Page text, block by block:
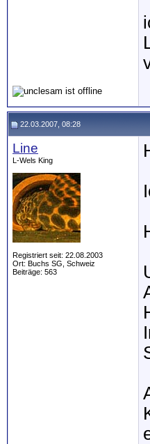
22.03.2007, 08:28
Line
L-Wels King
Registriert seit: 22.08.2003
Ort: Buchs SG, Schweiz
Beiträge: 563